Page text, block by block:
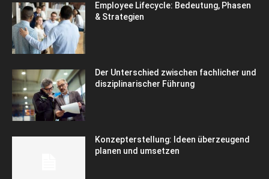
Employee Lifecycle: Bedeutung, Phasen
& Strategien
Der Unterschied zwischen fachlicher und
disziplinarischer Führung
Konzepterstellung: Ideen überzeugend
planen und umsetzen